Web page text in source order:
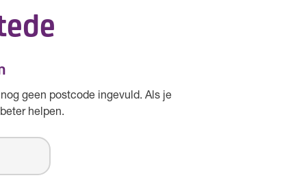
geen postcode ingevuld. Als je
helpen.